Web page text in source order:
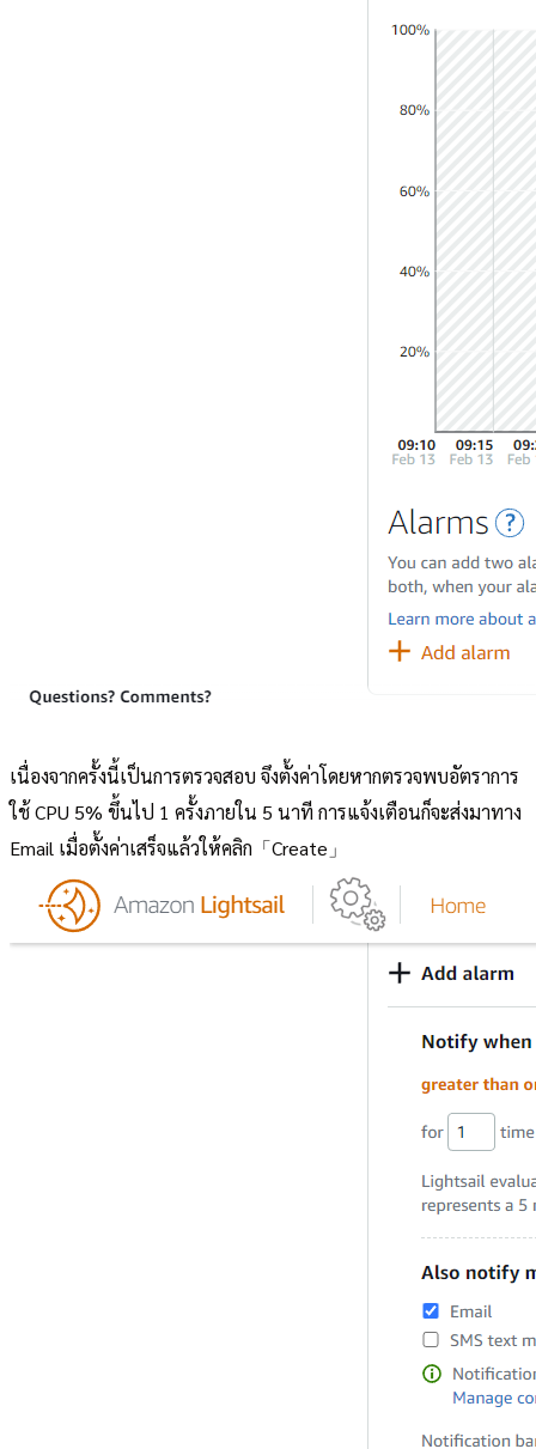
เนื่องจากครั้งนี้เป็นการตรวจสอบ จึงตั้งค่าโดยหากตรวจพบอัตราการ
ใช้ CPU 5% ขึ้นไป 1 ครั้งภายใน 5 นาที การแจ้งเตือนก็จะส่งมาทาง
Email เมื่อตั้งค่าเสร็จแล้วให้คลิก「Create」